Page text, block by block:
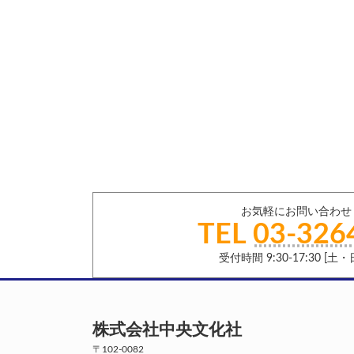
お気軽にお問い合わ
TEL 03-
受付時間 9:30-17:30 [土・
株式会社中央文化社
〒102-0082